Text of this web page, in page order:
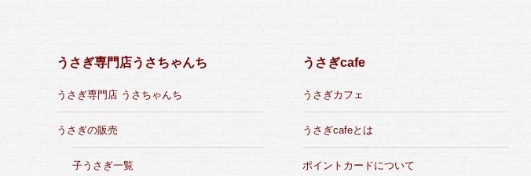
うさぎ専門店うさちゃんち
うさぎ専門店 うさちゃんち
うさぎの販売
子うさぎ一覧
うさぎcafe
うさぎカフェ
うさぎcafeとは
ポイントカードについて